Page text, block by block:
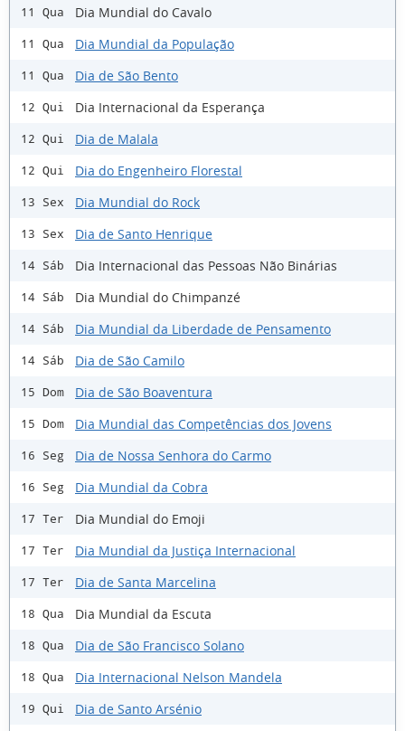
11 Qua Dia Mundial do Cavalo
11 Qua Dia Mundial da População
11 Qua Dia de São Bento
12 Qui Dia Internacional da Esperança
12 Qui Dia de Malala
12 Qui Dia do Engenheiro Florestal
13 Sex Dia Mundial do Rock
13 Sex Dia de Santo Henrique
14 Sáb Dia Internacional das Pessoas Não Binárias
14 Sáb Dia Mundial do Chimpanzé
14 Sáb Dia Mundial da Liberdade de Pensamento
14 Sáb Dia de São Camilo
15 Dom Dia de São Boaventura
15 Dom Dia Mundial das Competências dos Jovens
16 Seg Dia de Nossa Senhora do Carmo
16 Seg Dia Mundial da Cobra
17 Ter Dia Mundial do Emoji
17 Ter Dia Mundial da Justiça Internacional
17 Ter Dia de Santa Marcelina
18 Qua Dia Mundial da Escuta
18 Qua Dia de São Francisco Solano
18 Qua Dia Internacional Nelson Mandela
19 Qui Dia de Santo Arsénio